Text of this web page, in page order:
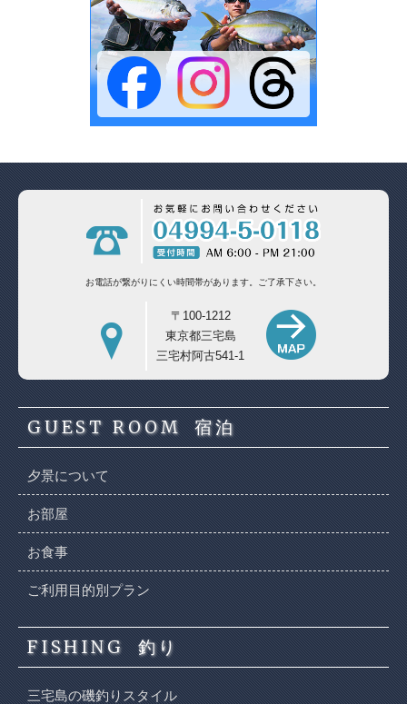
お電話が繋がりにくい時間帯があります。 ご了承下さい。
〒100-1212
東京都三宅島
三宅村阿古541-1
GUEST ROOM 宿泊
夕景について
お部屋
お食事
ご利用目的別プラン
FISHING 釣り
三宅島の磯釣りスタイル